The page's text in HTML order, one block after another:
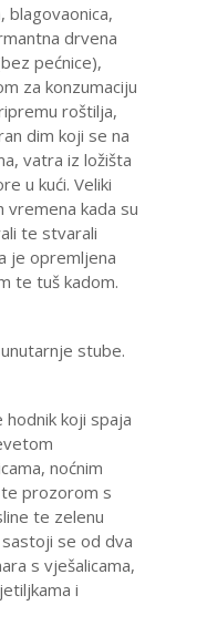
blagovaonica,
drvena
pećnice),
za konzumaciju
roštilja,
dim koji se na
vatra iz ložišta
u kući. Veliki
kada su
te stvarali
je opremljena
te tuš kadom.
stube.
koji spaja
noćnim
prozorom s
te zelenu
se od dva
s vješalicama,
i